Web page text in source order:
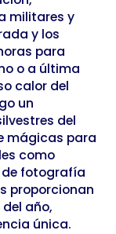
militares y
y los
para
o a última
calor del
un
del
mágicas para
como
de fotografía
proporcionan
año,
única.